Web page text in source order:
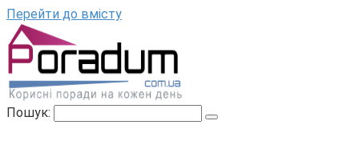
Перейти до вмісту
Пошук: